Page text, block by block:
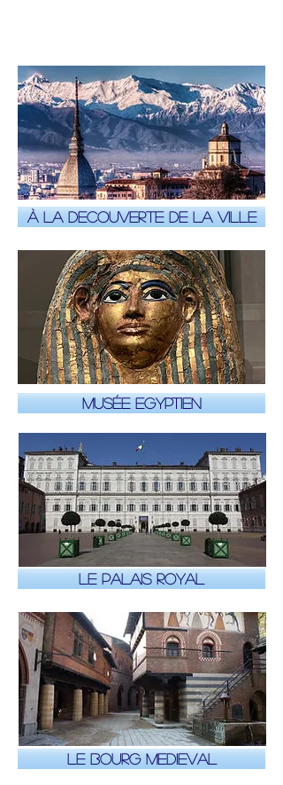
à la decouverte de la ville
Musée Egyptien
Le Palais Royal
Le bourg medieval